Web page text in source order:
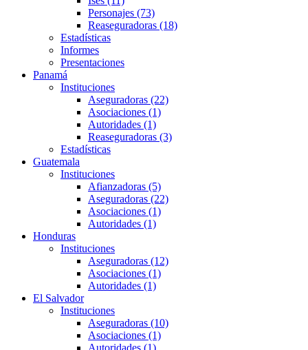
Personajes (73)
Reaseguradoras (18)
Estadísticas
Informes
Presentaciones
Panamá
Instituciones
Aseguradoras (22)
Asociaciones (1)
Autoridades (1)
Reaseguradoras (3)
Estadísticas
Guatemala
Instituciones
Afianzadoras (5)
Aseguradoras (22)
Asociaciones (1)
Autoridades (1)
Honduras
Instituciones
Aseguradoras (12)
Asociaciones (1)
Autoridades (1)
El Salvador
Instituciones
Aseguradoras (10)
Asociaciones (1)
Autoridades (1)